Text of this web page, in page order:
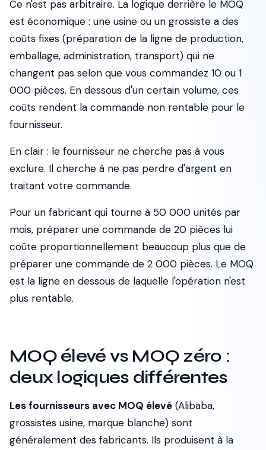
Ce n'est pas arbitraire. La logique derrière le MOQ
est économique : une usine ou un grossiste a des
coûts fixes (préparation de la ligne de production,
emballage, administration, transport) qui ne
changent pas selon que vous commandez 10 ou 1
000 pièces. En dessous d'un certain volume, ces
coûts rendent la commande non rentable pour le
fournisseur.
En clair : le fournisseur ne cherche pas à vous
exclure. Il cherche à ne pas perdre d'argent en
traitant votre commande.
Pour un fabricant qui tourne à 50 000 unités par
mois, préparer une commande de 20 pièces lui
coûte proportionnellement beaucoup plus que de
préparer une commande de 2 000 pièces. Le MOQ
est la ligne en dessous de laquelle l'opération n'est
plus rentable.
MOQ élevé vs MOQ zéro :
deux logiques différentes
Les fournisseurs avec MOQ élevé (Alibaba,
grossistes usine, marque blanche) sont
généralement des fabricants. Ils produisent à la